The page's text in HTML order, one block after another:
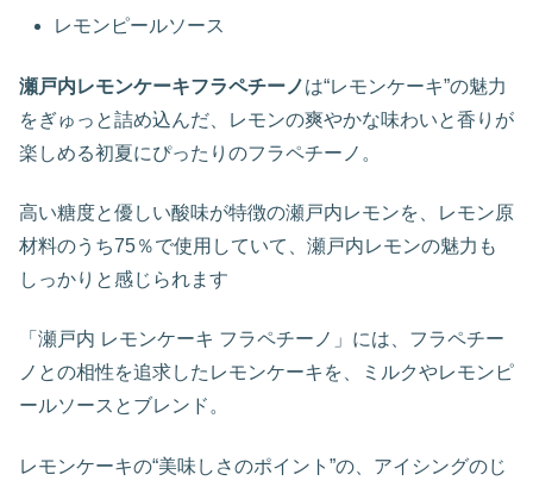
レモンピールソース
瀬戸内レモンケーキフラペチーノは“レモンケーキ”の魅力
をぎゅっと詰め込んだ、レモンの爽やかな味わいと香りが
楽しめる初夏にぴったりのフラペチーノ。
高い糖度と優しい酸味が特徴の瀬戸内レモンを、レモン原
材料のうち75％で使用していて、瀬戸内レモンの魅力も
しっかりと感じられます
「瀬戸内 レモンケーキ フラペチーノ」には、フラペチー
ノとの相性を追求したレモンケーキを、ミルクやレモンピ
ールソースとブレンド。
レモンケーキの“美味しさのポイント”の、アイシングのじ